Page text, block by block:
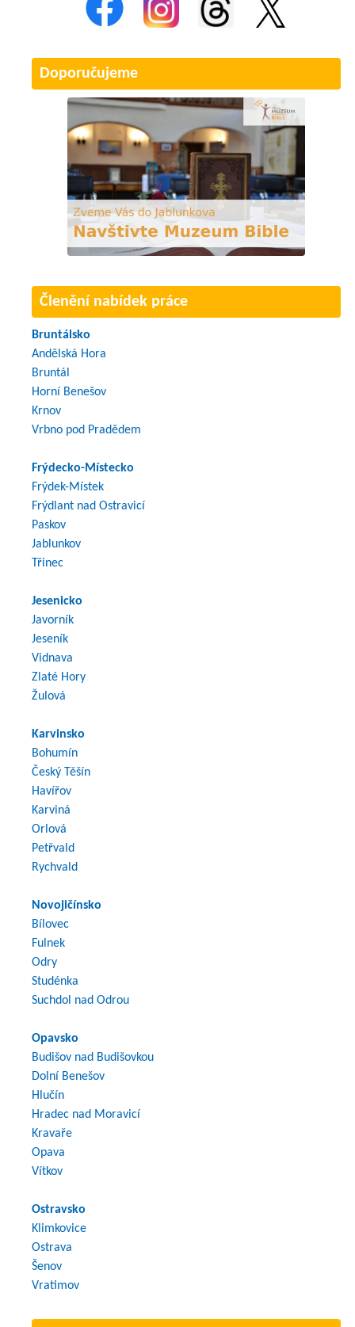
Doporučujeme
Členění nabídek práce
Bruntálsko
Andělská Hora
Bruntál
Horní Benešov
Krnov
Vrbno pod Pradědem
Frýdecko-Místecko
Frýdek-Místek
Frýdlant nad Ostravicí
Paskov
Jablunkov
Třinec
Jesenicko
Javorník
Jeseník
Vidnava
Zlaté Hory
Žulová
Karvinsko
Bohumín
Český Těšín
Havířov
Karviná
Orlová
Petřvald
Rychvald
Novojičínsko
Bílovec
Fulnek
Odry
Studénka
Suchdol nad Odrou
Opavsko
Budišov nad Budišovkou
Dolní Benešov
Hlučín
Hradec nad Moravicí
Kravaře
Opava
Vítkov
Ostravsko
Klimkovice
Ostrava
Šenov
Vratimov